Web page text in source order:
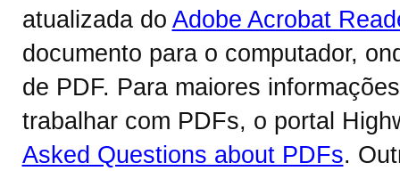
atualizada do Adobe Acrobat
documento para o computador,
de PDF. Para maiores
trabalhar com PDFs, o portal
Asked Questions about PDFs.